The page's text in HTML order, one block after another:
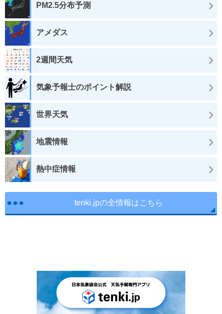
PM2.5分布予測
アメダス
2週間天気
気象予報士のポイント解説
世界天気
地震情報
熱中症情報
tenki.jpの全情報はこちら